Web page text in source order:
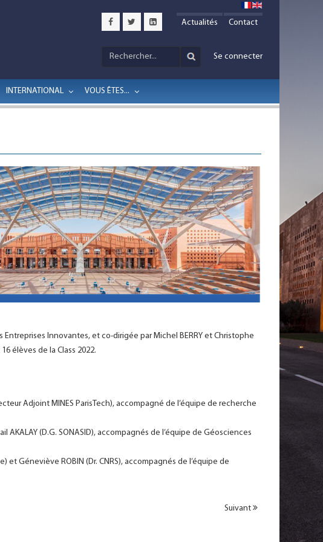
Actualités Contact
Se connecter
INTERNATIONAL VOUS ÊTES...
Innovantes, et co-dirigée par Michel BERRY et Christophe
élèves de la Class 2022.
Adjoint MINES ParisTech), accompagné de l’équipe de recherche
AKALAY (D.G. SONASID), accompagnés de l’équipe de Géosciences
et Géneviève ROBIN (Dr. CNRS), accompagnés de l’équipe de
Suivant